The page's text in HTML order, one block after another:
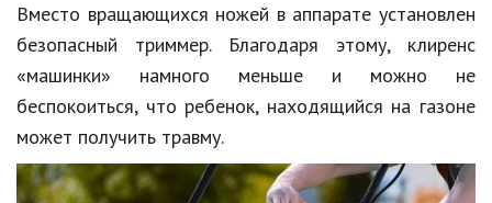
Разное
Работа и бизнес
Животные
Еда и напитки
Вместо вращающихся ножей в аппарате установлен
безопасный триммер. Благодаря этому, клиренс
«машинки» намного меньше и можно не
беспокоиться, что ребенок, находящийся на газоне
может получить травму.